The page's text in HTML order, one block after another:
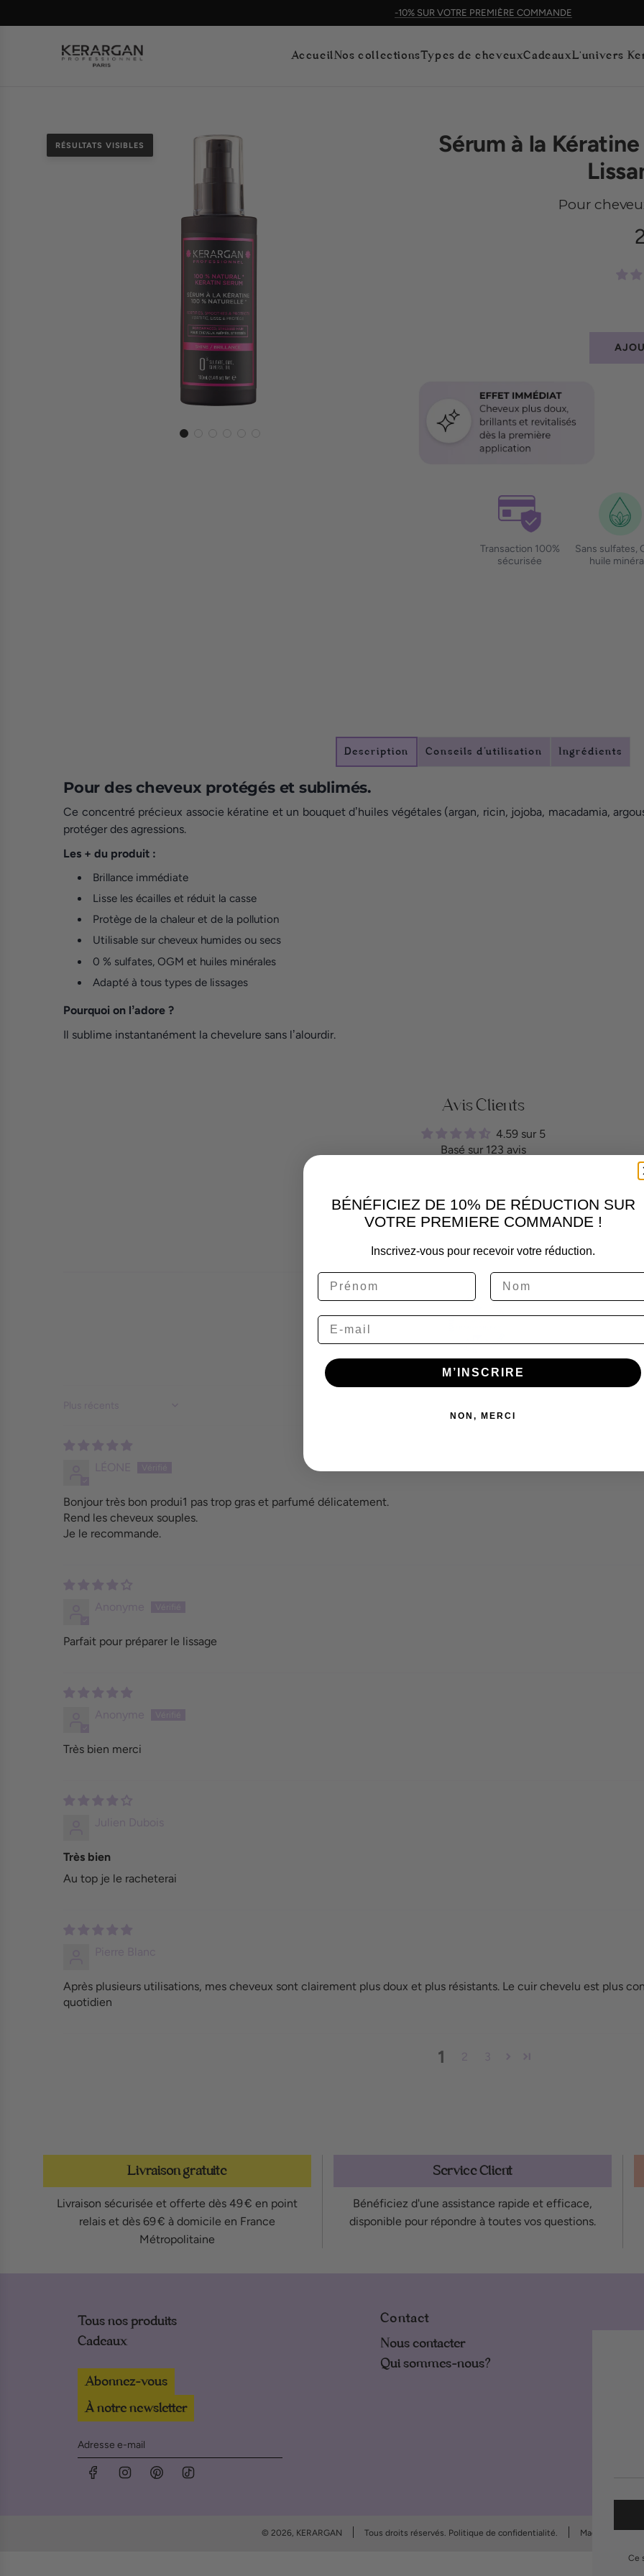
-10% SUR VOTRE PREMIÈRE COMMANDE
AccueilNos collectionsTypes de cheveuxCadeauxL'univers
RÉSULTATS VISIBLES
Sérum à la
Pour
Transaction 100%
sécurisée
Sans sulfates,
huile
Description Conseils d’utilisation Ingrédients
Pour des cheveux protégés et sublimés.
Ce concentré précieux associe kératine et un bouquet dʼhuiles végétales (argan, ricin, jojoba, macadamia,
protéger des agressions.
Les + du produit :
Brillance immédiate
Lisse les écailles et réduit la casse
Protège de la chaleur et de la pollution
Utilisable sur cheveux humides ou secs
0 % sulfates, OGM et huiles minérales
Adapté à tous types de lissages
Pourquoi on lʼadore ?
Il sublime instantanément la chevelure sans lʼalourdir.
Avis Clients
4.59 sur 5
Basé sur 123 avis
34
8
0
100.0
Bonjour très bon produi1 pas trop gras et parfumé délicatement.
Rend les cheveux souples.
Je le recommande.
Parfait pour préparer le lissage
Très bien merci
Très bien
Au top je le racheterai
Après plusieurs utilisations, mes cheveux sont clairement plus doux et plus résistants. Le cuir chevelu est plus
quotidien
1
Livraison gratuite
Livraison sécurisée et offerte dès 49 € en point
relais et dès 69 € à domicile en France
Métropolitaine
Service Client
Bénéficiez d'une assistance rapide et efficace,
disponible pour répondre à toutes vos questions.
Tous nos produits
Cadeaux
Abonnez-vous
À notre newsletter
Contact
Nous contacter
Qui sommes-nous?
© 2026, KERARGAN Tous droits réservés. Politique de confidentialité. Made by Pulse
Ce
BÉNÉFICIEZ DE 10% DE RÉDUCTION SUR
VOTRE PREMIERE COMMANDE !
Inscrivez-vous pour recevoir votre réduction.
Prénom Nom de Famille
Email
M’INSCRIRE
NON, MERCI